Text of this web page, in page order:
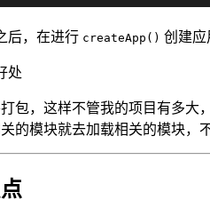
后，在进行 createApp() 创建应
处
包，这样不管我的项目有多大
的模块就去加载相关的模块，